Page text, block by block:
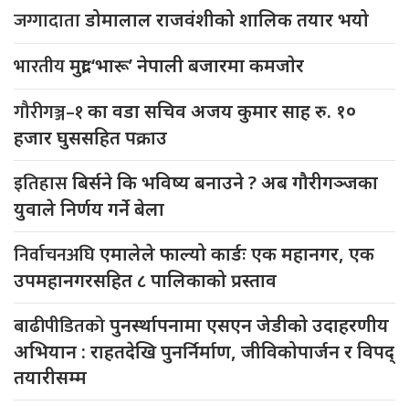
जग्गादाताडोमालाल राजवंशीको शालिक तयार भयो
भारतीयमुद्रा ‘भारू’ नेपाली बजारमा कमजाेर
गौरीगञ्ज–१का वडा सचिव अजय कुमार साह रु. १०
हजार घुससहित पक्राउ
इतिहासबिर्सने कि भविष्य बनाउने ? अब गौरीगञ्जका
युवाले निर्णय गर्ने बेला
निर्वाचनअघिएमालेले फाल्यो कार्डः एक महानगर, एक
उपमहानगरसहित ८ पालिकाको प्रस्ताव
बाढीपीडितकोपुनर्स्थापनामा एसएन जेडीको उदाहरणीय
अभियान : राहतदेखि पुनर्निर्माण, जीविकोपार्जन र विपद्
तयारीसम्म